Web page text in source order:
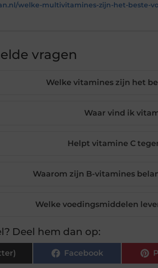
welke-multivitamines-zijn-het-beste-
vragen
Welke vitamines zijn het
Waar vind ik
Helpt vitamine C
Waarom zijn B-vitamines
Welke voedingsmiddelen
Deel hem dan op:
Facebook